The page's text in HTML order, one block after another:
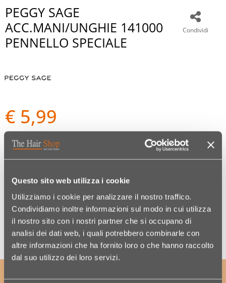
Questo sito web utilizza i cookie
Utilizziamo i cookie per analizzare il nostro traffico.
Condividiamo inoltre informazioni sul modo in cui utilizza
il nostro sito con i nostri partner che si occupano di
analisi dei dati web, i quali potrebbero combinarle con
altre informazioni che ha fornito loro o che hanno raccolto
dal suo utilizzo dei loro servizi.
Condividi
PEGGY SAGE
ACC.MANI/UNGHIE 141000
PENNELLO SPECIALE
€ 5,99
Codice: 10690016020
Quantità
Wishlist
ISCRIVITI ALLA NOSTRA NEWSLETTER